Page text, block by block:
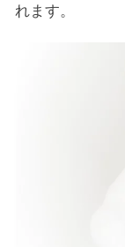
れます。